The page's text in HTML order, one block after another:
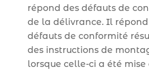
répond des défauts de
de la délivrance. Il
défauts de conformité
des instructions de
lorsque celle-ci a été